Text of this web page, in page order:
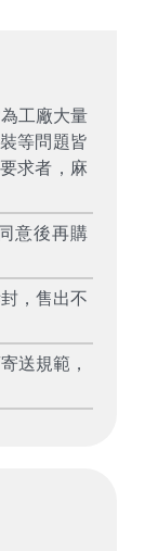
工廠大量
等問題皆
求者，麻
意後再購
，售出不
送規範，